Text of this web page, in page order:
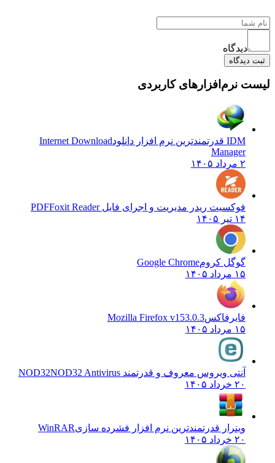
دیدگاه
ثبت دیدگاه
لیست نرم‌افزارهای کاربردی
IDM قدرتمندترین نرم افزار دانلود
Internet Download
Manager
۲ مرداد ۱۴۰۵
فوکسیت ریدر مدیریت و اجرای فایل PDFFoxit Reader
۱۴ تیر ۱۴۰۵
گوگل کرومGoogle Chrome
۱۵ مرداد ۱۴۰۵
فایرفاکسMozilla Firefox v153.0.3
۱۵ مرداد ۱۴۰۵
آنتی ویروس معروف و قدرتمند NOD32 NOD32 Antivirus
۲۰ خرداد ۱۴۰۵
وینرار قدرتمندترین نرم افزار فشرده سازیWinRAR
۲۰ خرداد ۱۴۰۵